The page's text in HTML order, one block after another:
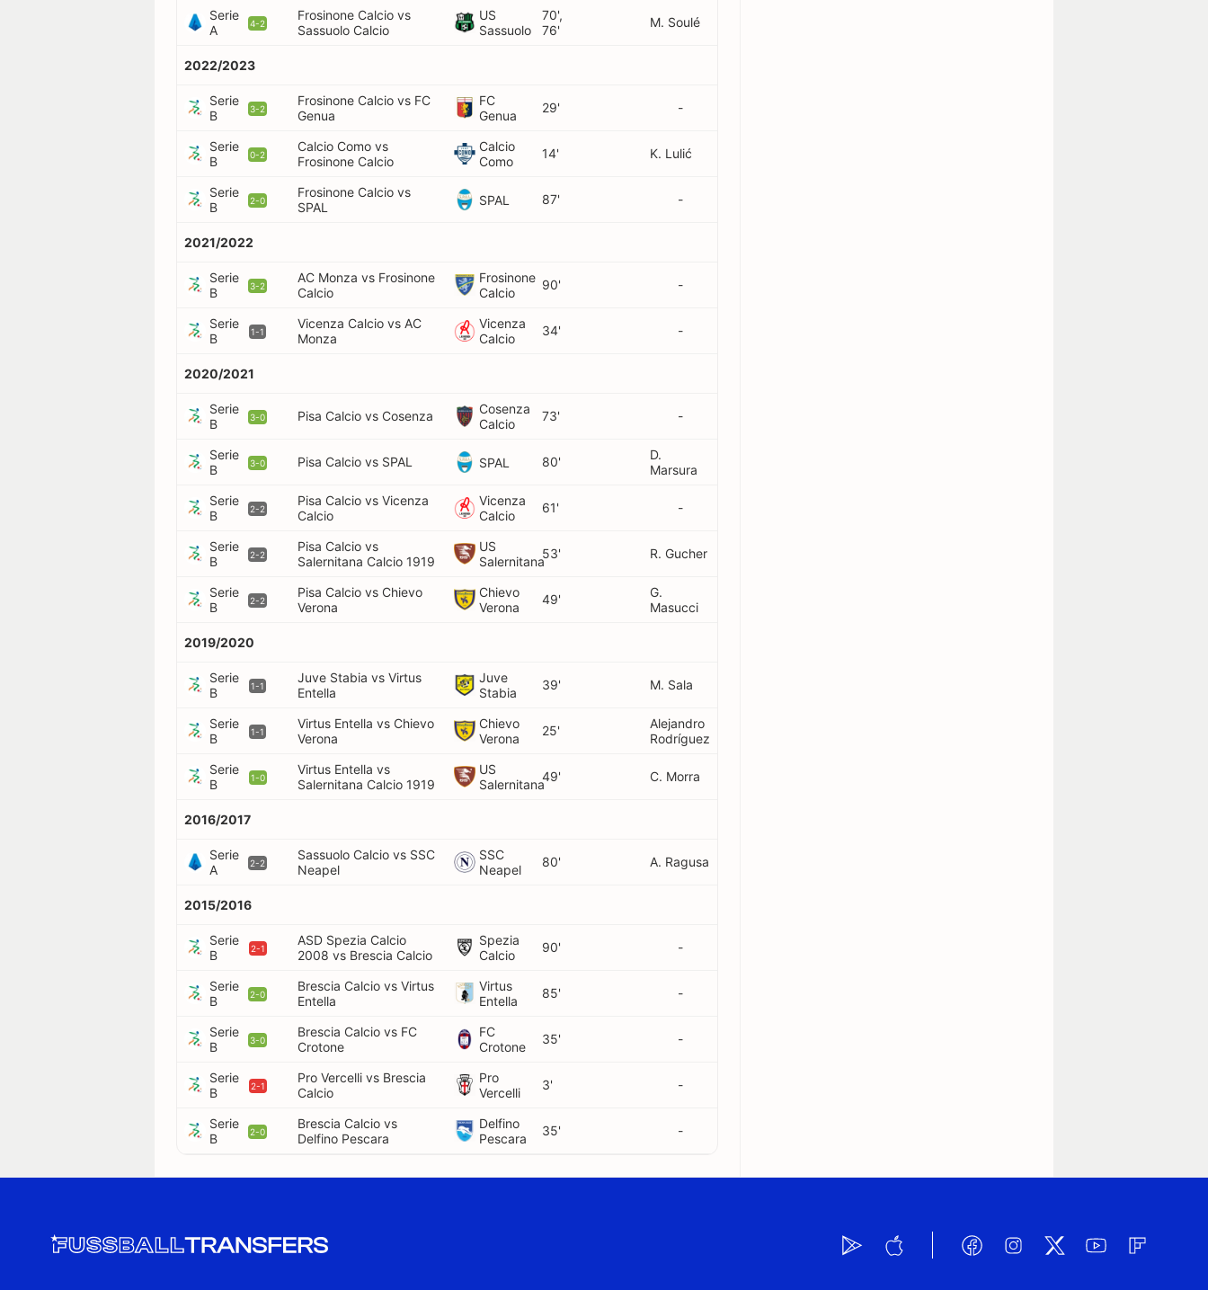
Serie
A
4-2
Frosinone Calcio vs
Sassuolo Calcio
US
Sassuolo
70',
76'
M. Soulé
2022/2023
Serie
B
3-2
Frosinone Calcio vs FC
Genua
FC
Genua
29' -
Serie
B
0-2
Calcio Como vs
Frosinone Calcio
Calcio
Como
14' K. Lulić
Serie
B
2-0
Frosinone Calcio vs
SPAL
SPAL 87' -
2021/2022
Serie
B
3-2
AC Monza vs Frosinone
Calcio
Frosinone
Calcio
90' -
Serie
B
1-1
Vicenza Calcio vs AC
Monza
Vicenza
Calcio
34' -
2020/2021
Serie
B
3-0 Pisa Calcio vs Cosenza
Cosenza
Calcio
73' -
Serie
B
3-0 Pisa Calcio vs SPAL SPAL 80'
D.
Marsura
Serie
B
2-2
Pisa Calcio vs Vicenza
Calcio
Vicenza
Calcio
61' -
Serie
B
2-2
Pisa Calcio vs
Salernitana Calcio 1919
US
Salernitana
53' R. Gucher
Serie
B
2-2
Pisa Calcio vs Chievo
Verona
Chievo
Verona
49'
G.
Masucci
2019/2020
Serie
B
1-1
Juve Stabia vs Virtus
Entella
Juve
Stabia
39' M. Sala
Serie
B
1-1
Virtus Entella vs Chievo
Verona
Chievo
Verona
25'
Alejandro
Rodríguez
Serie
B
1-0
Virtus Entella vs
Salernitana Calcio 1919
US
Salernitana
49' C. Morra
2016/2017
Serie
A
2-2
Sassuolo Calcio vs SSC
Neapel
SSC
Neapel
80' A. Ragusa
2015/2016
Serie
B
2-1
ASD Spezia Calcio
2008 vs Brescia Calcio
Spezia
Calcio
90' -
Serie
B
2-0
Brescia Calcio vs Virtus
Entella
Virtus
Entella
85' -
Serie
B
3-0
Brescia Calcio vs FC
Crotone
FC
Crotone
35' -
Serie
B
2-1
Pro Vercelli vs Brescia
Calcio
Pro
Vercelli
3' -
Serie
B
2-0
Brescia Calcio vs
Delfino Pescara
Delfino
Pescara
35' -